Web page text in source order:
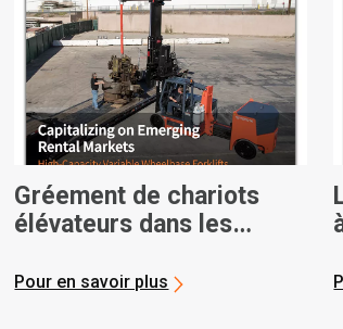
Gréement de chariots
élévateurs dans les
Pour en savoir plus